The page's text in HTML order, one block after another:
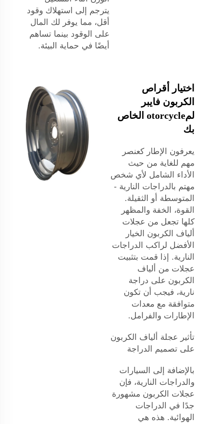
يترجم إلى استهلاك وقود
أقل، مما يوفر لك المال
على الوقود بينما تساهم
أيضًا في حماية البيئة.
اختيار أقراص
الكربون فايبر
لمotorcycle الخاص
بك
يعرفون الإطار كعنصر
مهم للغاية من حيث
الأداء الشامل لأي شخص
مهتم بالدراجات النارية -
المتوسطة أو الثقيلة.
القوة، الخفة والمظهر
كلها تجعل من عجلات
ألياف الكربون الخيار
الأفضل لراكب الدراجات
النارية. إذا قمت بتثبيت
عجلات من ألياف
الكربون على دراجة
نارية، فيجب أن تكون
متوافقة مع معدات
الإطارات والفرامل.
تأثير عجلة ألياف الكربون
على تصميم الدراجة
بالإضافة إلى السيارات
والدراجات النارية، فإن
عجلات الكربون مشهورة
جدًا في الدراجات
الهوائية. هذه هي